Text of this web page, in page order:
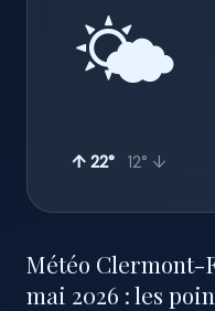
🌤️
↑ 22° 12° ↓
Météo Clermont-
mai 2026 : les